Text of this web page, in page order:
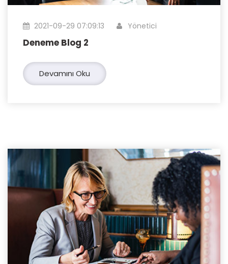
2021-09-29 07:09:13 Yönetici
Deneme Blog 2
Devamını Oku